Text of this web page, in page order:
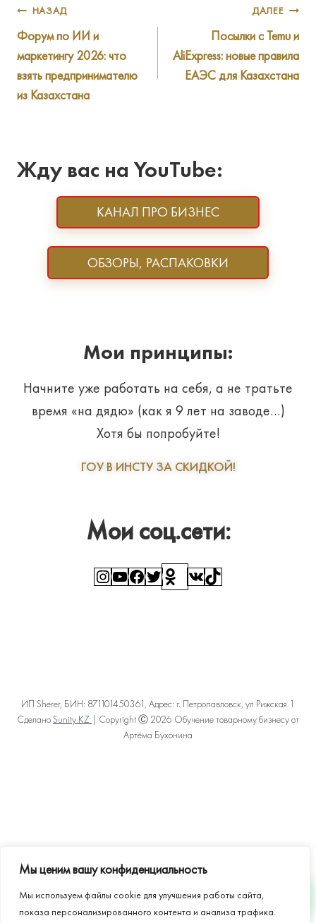
Мы ценим вашу конфиденциальность
Мы используем файлы cookie для улучшения работы сайта,
показа персонализированного контента и анализа трафика.
Навигация
по
записям
НАЗАД
Форум по ИИ и
маркетингу 2026: что
взять предпринимателю
из Казахстана
ДАЛЕЕ
Посылки с Temu и
AliExpress: новые правила
ЕАЭС для Казахстана
Жду вас на YouTube:
КАНАЛ ПРО БИЗНЕС
ОБЗОРЫ, РАСПАКОВКИ
Мои принципы:
Начните уже работать на себя, а не тратьте
время «на дядю» (как я 9 лет на заводе…)
Хотя бы попробуйте!
ГОУ В ИНСТУ ЗА СКИДКОЙ!
Мои соц.сети:
Instagram
YouTube
Facebook
TwitterСсылкаВКонтакте
TikTok
ИП Sherer, БИН: 871101450361, Адрес: г. Петропавловск, ул Рижская 1
Сделано Sunity KZ
| Copyright Ⓒ 2026 Обучение товарному бизнесу от
Артёма Бухонина
WHATSAPP